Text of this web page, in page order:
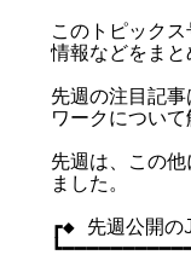
このトピック
情報などをま
先週の注目記
ワークについ
先週は、この
ました。
┏◆ 先週公開